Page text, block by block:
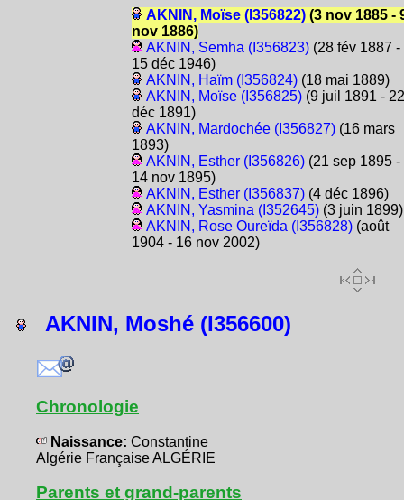
AKNIN, Moïse (I356822)(3 nov 1885 -
nov 1886)
AKNIN, Semha (I356823)(28 fév 1887 -
15 déc 1946)
AKNIN, Haïm (I356824)(18 mai 1889)
AKNIN, Moïse (I356825)(9 juil 1891 - 22
déc 1891)
AKNIN, Mardochée (I356827)(16 mars
1893)
AKNIN, Esther (I356826)(21 sep 1895 -
14 nov 1895)
AKNIN, Esther (I356837)(4 déc 1896)
AKNIN, Yasmina (I352645)(3 juin 1899)
AKNIN, Rose Oureïda (I356828)(août
1904 - 16 nov 2002)
AKNIN, Moshé (I356600)
Chronologie
Naissance: Constantine
Algérie Française ALGÉRIE
Parents et grand-parents